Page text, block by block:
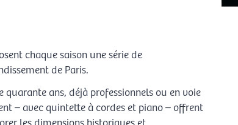
chaque saison une série de
de Paris.
quarante ans, déjà professionnels ou en voie
– avec quintette à cordes et piano – offrent